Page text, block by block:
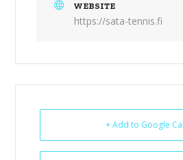
WEBSITE
https://sata-tennis.fi
+ Add to Google